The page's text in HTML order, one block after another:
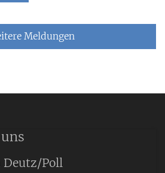
Meldungen
Deutz/Poll